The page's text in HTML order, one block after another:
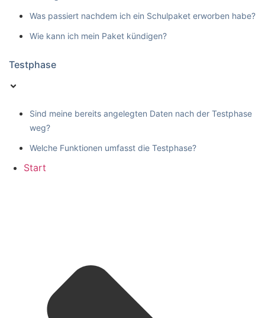
Was passiert nachdem ich ein Schulpaket erworben habe?
Wie kann ich mein Paket kündigen?
Testphase
Sind meine bereits angelegten Daten nach der Testphase
weg?
Welche Funktionen umfasst die Testphase?
Start